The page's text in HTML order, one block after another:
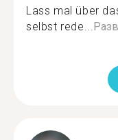
Lass mal über
selbst rede...